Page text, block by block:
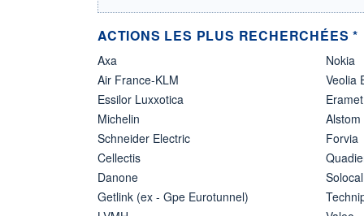
ACTIONS LES PLUS RECHERCHÉES *
Axa
Air France-KLM
Essilor Luxxotica
Michelin
Schneider Electric
Cellectis
Danone
Getlink (ex - Gpe Eurotunnel)
Nokia
Veolia
Eramet
Alstom
Forvia
Solocal